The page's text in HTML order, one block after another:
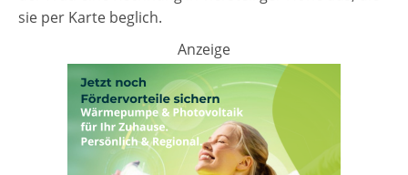
sie per Karte beglich.
Anzeige